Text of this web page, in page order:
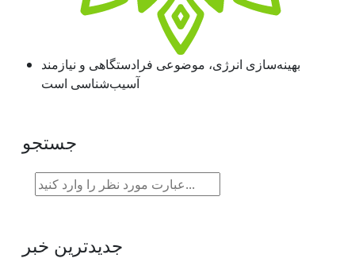
بهینه‌سازی انرژی، موضوعی فرادستگاهی و نیازمند
آسیب‌شناسی است
جستجو
جدیدترین خبر